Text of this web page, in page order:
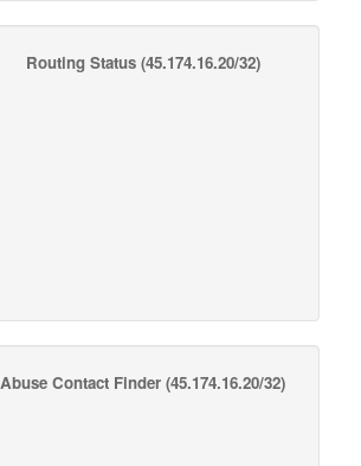
Routing Status(45.174.16.20/32)
Abuse Contact Finder (45.174.16.20/32)